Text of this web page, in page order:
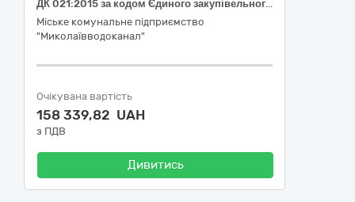
ДК 021:2015 за кодом Єдиного закупівельного словника (CPV): 38550000-5 Лічильники
Міське комунальне підприємство
"Миколаївводоканал"
Очікувана вартість
158 339,82 UAH
з ПДВ
Дивитись